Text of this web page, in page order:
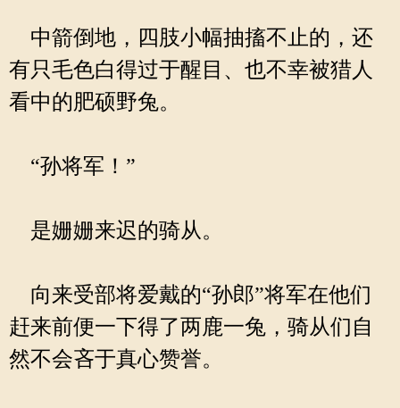
中箭倒地，四肢小幅抽搐不止的，还
有只毛色白得过于醒目、也不幸被猎人
看中的肥硕野兔。
“孙将军！”
是姗姗来迟的骑从。
向来受部将爱戴的“孙郎”将军在他们
赶来前便一下得了两鹿一兔，骑从们自
然不会吝于真心赞誉。